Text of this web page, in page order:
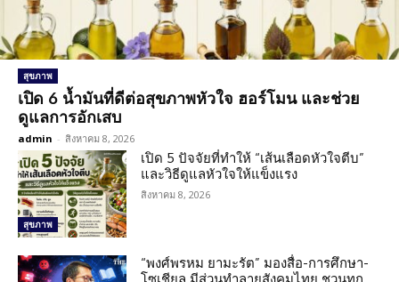
สุขภาพ
เปิด 6 น้ำมันที่ดีต่อสุขภาพหัวใจ ฮอร์โมน และช่วย
ดูแลการอักเสบ
admin - สิงหาคม 8, 2026
สุขภาพ
เปิด 5 ปัจจัยที่ทำให้ “เส้นเลือดหัวใจตีบ”
และวิธีดูแลหัวใจให้แข็งแรง
สิงหาคม 8, 2026
“พงศ์พรหม ยามะรัต” มองสื่อ-การศึกษา-